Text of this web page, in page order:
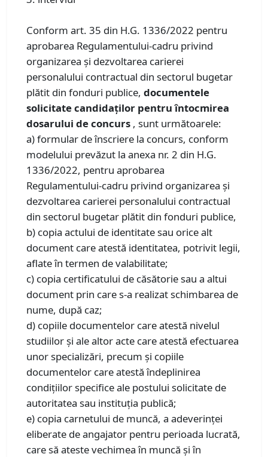
Conform art. 35 din H.G. 1336/2022 pentru
aprobarea Regulamentului-cadru privind
organizarea şi dezvoltarea carierei
personalului contractual din sectorul bugetar
plătit din fonduri publice, documentele
solicitate candidaţilor pentru întocmirea
dosarului de concurs , sunt următoarele:
a) formular de înscriere la concurs, conform
modelului prevăzut la anexa nr. 2 din H.G.
1336/2022, pentru aprobarea
Regulamentului-cadru privind organizarea şi
dezvoltarea carierei personalului contractual
din sectorul bugetar plătit din fonduri publice,
b) copia actului de identitate sau orice alt
document care atestă identitatea, potrivit legii,
aflate în termen de valabilitate;
c) copia certificatului de căsătorie sau a altui
document prin care s-a realizat schimbarea de
nume, după caz;
d) copiile documentelor care atestă nivelul
studiilor și ale altor acte care atestă efectuarea
unor specializări, precum și copiile
documentelor care atestă îndeplinirea
condițiilor specifice ale postului solicitate de
autoritatea sau instituția publică;
e) copia carnetului de muncă, a adeverinței
eliberate de angajator pentru perioada lucrată,
care să ateste vechimea în muncă și în